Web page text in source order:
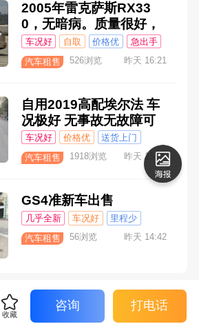
2005年雷克萨斯RX33
0，无暗病。质量很好，
V6发动机，非常保值。
证件齐全，随时过户
车况好 自取 价格优
急出手
汽车租售
526浏览 昨天 16:21
自用2019高配埃尔法 车
况极好 无事故无故障可
过户
车况好 价格优
送货上门
汽车租售
1918浏览 昨天 15:25
GS4准新车出售
几乎全新 车况好
里程少
价格优
汽车租售 56浏览 昨天 14:42
收藏
咨询 打电话